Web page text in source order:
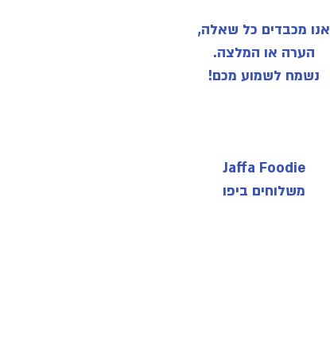
אנו מכבדים כל שאלה,
הערה או המלצה.
נשמח לשמוע מכם!
Jaffa Foodie
משלוחים ביפו